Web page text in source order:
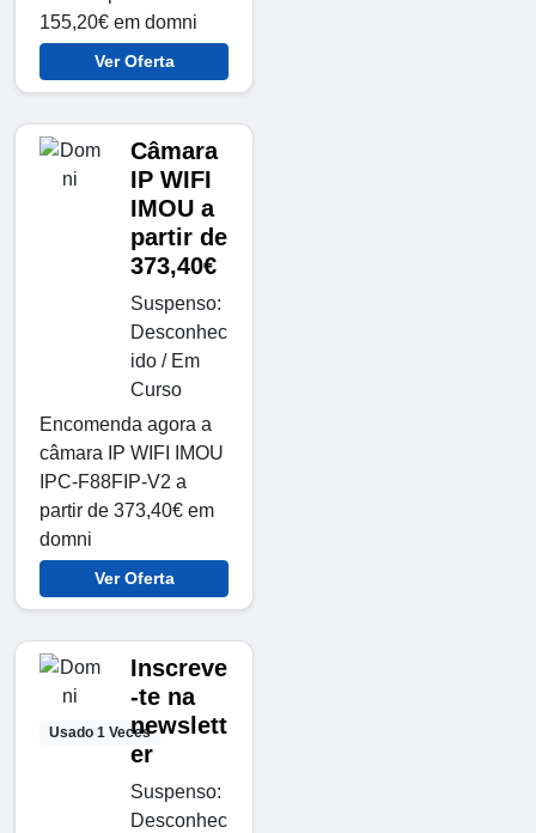
155,20€ em domni
Ver Oferta
Câmara
IP WIFI
IMOU a
partir de
373,40€
Suspenso:
Desconhec
ido / Em
Curso
Encomenda agora a
câmara IP WIFI IMOU
IPC-F88FIP-V2 a
partir de 373,40€ em
domni
Ver Oferta
Usado 1 Veces
Inscreve
-te na
newslett
er
Suspenso:
Desconhec